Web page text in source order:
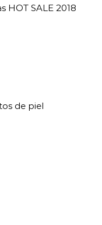
HOT SALE 2018
de piel